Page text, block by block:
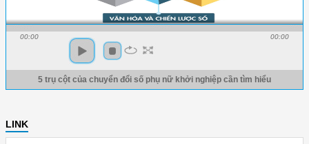
00:00 00:00
5 trụ cột của chuyển đổi số phụ nữ khởi nghiệp cần tìm hiểu
LINK